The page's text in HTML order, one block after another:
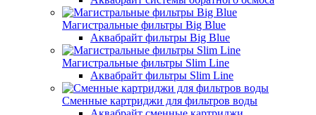
Магистральные фильтры Big Blue
Аквабрайт фильтры Big Blue
Магистральные фильтры Slim Line
Аквабрайт фильтры Slim Line
Сменные картриджи для фильтров воды